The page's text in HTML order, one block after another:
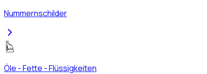
Nummernschilder
Öle - Fette - Flüssigkeiten